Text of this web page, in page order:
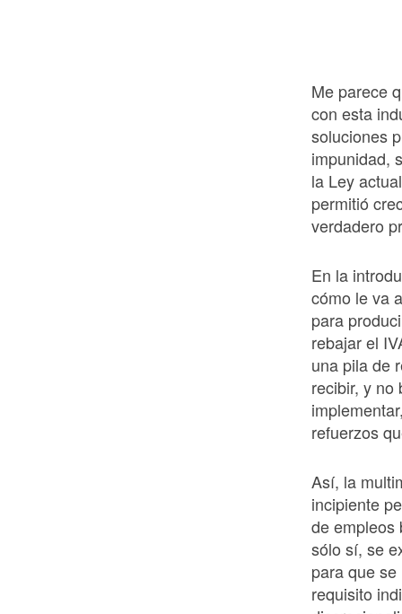
Me parece
con esta
soluciones
impunidad,
la Ley
permitió
verdadero
En la
cómo le va
para
rebajar el
una pila de
recibir, y no
refuerzos
Así, la
incipiente
de empleos
sólo sí, se
para que
requisito